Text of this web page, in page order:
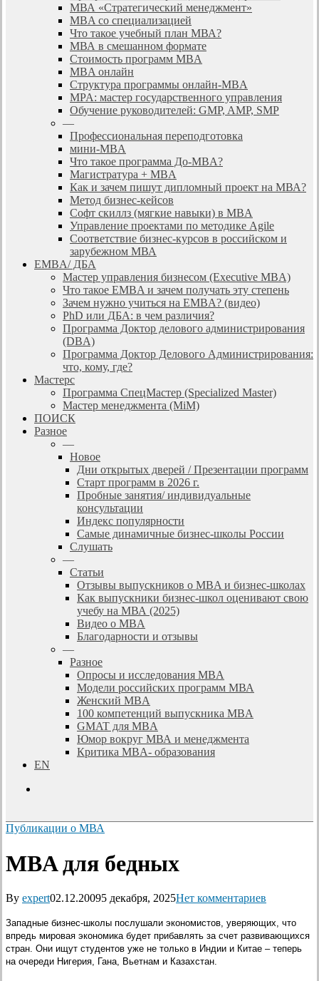
МВА «Cтратегический менеджмент»
MBA со специализацией
Что такое учебный план МВА?
МВА в смешанном формате
Стоимость программ MBA
MBA онлайн
Cтруктура программы онлайн-MBA
MPA: мастер государственного управления
Обучение руководителей: GMP, AMP, SMP
—
Профессиональная переподготовка
мини-MBA
Что такое программа До-MBA?
Магистратура + MBA
Как и зачем пишут дипломный проект на МВА?
Метод бизнес-кейсов
Софт скиллз (мягкие навыки) в MBA
Управление проектами по методике Agile
Соответствие бизнес-курсов в российском и
зарубежном МВА
EMBA/ ДБA
Мастер управления бизнесом (Executive MBA)
Что такое EMBA и зачем получать эту степень
Зачем нужно учиться на EMBA? (видео)
PhD или ДБА: в чем различия?
Программа Доктор делового администрирования
(DBА)
Программа Доктор Делового Администрирования:
что, кому, где?
Мастерс
Программа СпецМастер (Specialized Master)
Мастер менеджмента (MiM)
ПОИСК
Разное
—
Новое
Дни открытых дверей / Презентации программ
Старт программ в 2026 г.
Пробные занятия/ индивидуальные
консультации
Индекс популярности
Самые динамичные бизнес-школы России
Слушать
—
Статьи
Отзывы выпускников о MBA и бизнес-школах
Как выпускники бизнес-школ оценивают свою
учебу на МВА (2025)
Видео о MBA
Благодарности и отзывы
—
Разное
Опросы и исследования MBA
Модели российских программ МВА
Женский MBA
100 компетенций выпускника MBA
GMAT для MBA
Юмор вокруг МВА и менеджмента
Критика MBA- образования
EN
Публикации о МВА
MBA для бедных
By expert02.12.20095 декабря, 2025Нет комментариев
Западные бизнес-школы послушали экономистов, уверяющих, что
впредь мировая экономика будет прибавлять за счет развивающихся
стран. Они ищут студентов уже не только в Индии и Китае – теперь
на очереди Нигерия, Гана, Вьетнам и Казахстан.